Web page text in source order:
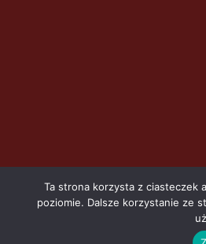
Ta strona korzysta z ciasteczek
poziomie. Dalsze korzystanie ze